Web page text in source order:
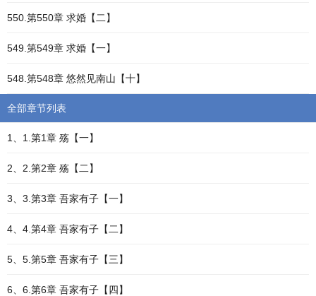
550.第550章 求婚【二】
549.第549章 求婚【一】
548.第548章 悠然见南山【十】
全部章节列表
1、1.第1章 殇【一】
2、2.第2章 殇【二】
3、3.第3章 吾家有子【一】
4、4.第4章 吾家有子【二】
5、5.第5章 吾家有子【三】
6、6.第6章 吾家有子【四】